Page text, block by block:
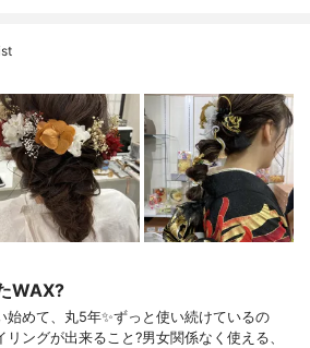
WAX?
始めて、丸5年✨ずっと使い続けているの
ングが出来ること?男女関係なく使える、